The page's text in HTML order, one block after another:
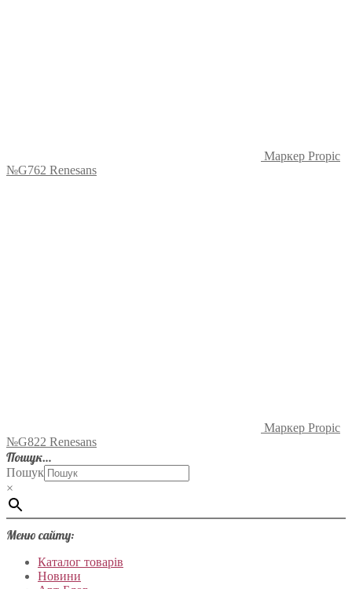
Маркер Propic
№G762 Renesans
Маркер Propic
№G822 Renesans
Пошук…
Пошук
×
Меню сайту:
Каталог товарів
Новини